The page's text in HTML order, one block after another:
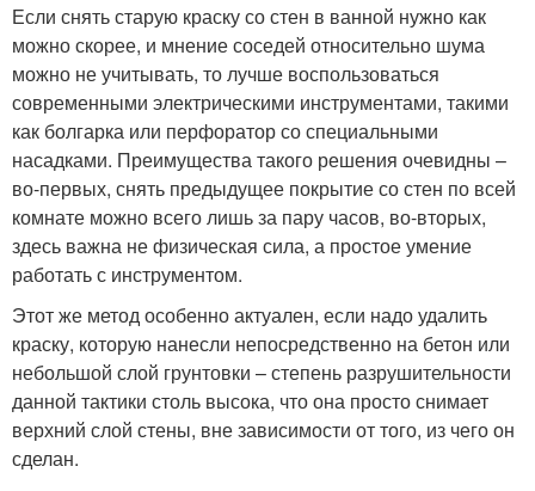
Если снять старую краску со стен в ванной нужно как
можно скорее, и мнение соседей относительно шума
можно не учитывать, то лучше воспользоваться
современными электрическими инструментами, такими
как болгарка или перфоратор со специальными
насадками. Преимущества такого решения очевидны –
во-первых, снять предыдущее покрытие со стен по всей
комнате можно всего лишь за пару часов, во-вторых,
здесь важна не физическая сила, а простое умение
работать с инструментом.
Этот же метод особенно актуален, если надо удалить
краску, которую нанесли непосредственно на бетон или
небольшой слой грунтовки – степень разрушительности
данной тактики столь высока, что она просто снимает
верхний слой стены, вне зависимости от того, из чего он
сделан.